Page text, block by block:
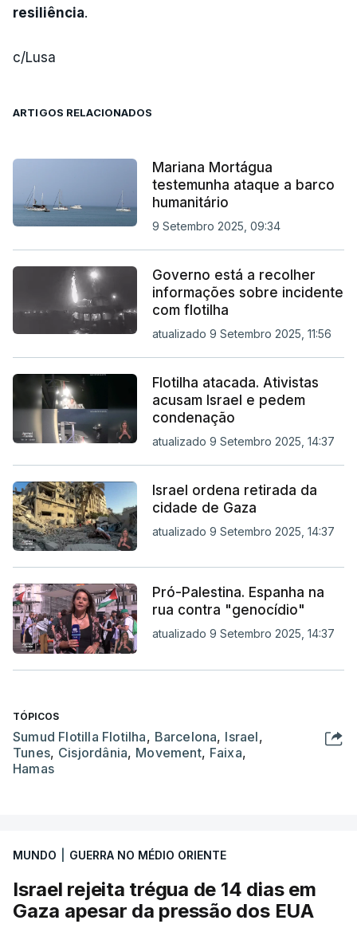
resiliência.
c/Lusa
ARTIGOS RELACIONADOS
Mariana Mortágua
testemunha ataque a barco
humanitário
9 Setembro 2025, 09:34
Governo está a recolher
informações sobre incidente
com flotilha
atualizado 9 Setembro 2025, 11:56
Flotilha atacada. Ativistas
acusam Israel e pedem
condenação
atualizado 9 Setembro 2025, 14:37
Israel ordena retirada da
cidade de Gaza
atualizado 9 Setembro 2025, 14:37
Pró-Palestina. Espanha na
rua contra "genocídio"
atualizado 9 Setembro 2025, 14:37
TÓPICOS
Sumud Flotilla Flotilha, Barcelona, Israel,
Tunes, Cisjordânia, Movement, Faixa,
Hamas
MUNDO GUERRA NO MÉDIO ORIENTE
Israel rejeita trégua de 14 dias em
Gaza apesar da pressão dos EUA